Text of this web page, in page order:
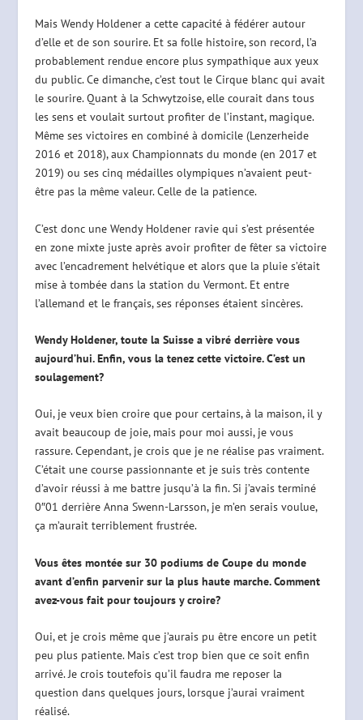
Mais Wendy Holdener a cette capacité à fédérer autour
d’elle et de son sourire. Et sa folle histoire, son record, l’a
probablement rendue encore plus sympathique aux yeux
du public. Ce dimanche, c’est tout le Cirque blanc qui avait
le sourire. Quant à la Schwytzoise, elle courait dans tous
les sens et voulait surtout profiter de l’instant, magique.
Même ses victoires en combiné à domicile (Lenzerheide
2016 et 2018), aux Championnats du monde (en 2017 et
2019) ou ses cinq médailles olympiques n’avaient peut-
être pas la même valeur. Celle de la patience.
C’est donc une Wendy Holdener ravie qui s’est présentée
en zone mixte juste après avoir profiter de fêter sa victoire
avec l’encadrement helvétique et alors que la pluie s’était
mise à tombée dans la station du Vermont. Et entre
l’allemand et le français, ses réponses étaient sincères.
Wendy Holdener, toute la Suisse a vibré derrière vous
aujourd’hui. Enfin, vous la tenez cette victoire. C’est un
soulagement?
Oui, je veux bien croire que pour certains, à la maison, il y
avait beaucoup de joie, mais pour moi aussi, je vous
rassure. Cependant, je crois que je ne réalise pas vraiment.
C’était une course passionnante et je suis très contente
d’avoir réussi à me battre jusqu’à la fin. Si j’avais terminé
0″01 derrière Anna Swenn-Larsson, je m’en serais voulue,
ça m’aurait terriblement frustrée.
Vous êtes montée sur 30 podiums de Coupe du monde
avant d’enfin parvenir sur la plus haute marche. Comment
avez-vous fait pour toujours y croire?
Oui, et je crois même que j’aurais pu être encore un petit
peu plus patiente. Mais c’est trop bien que ce soit enfin
arrivé. Je crois toutefois qu’il faudra me reposer la
question dans quelques jours, lorsque j’aurai vraiment
réalisé.